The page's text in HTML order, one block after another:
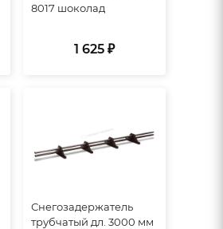
8017 шоколад
1 625 ₽
Снегозадержатель
трубчатый дл. 3000 мм